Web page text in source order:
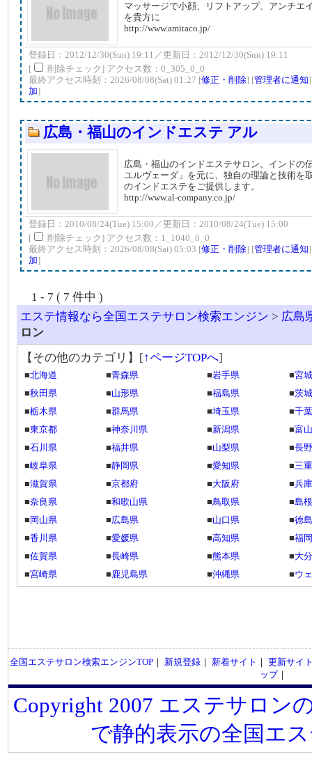
マッサージで小顔、リフトアップ、アンチエ
を貴方に
http://www.amitaco.jp/
登録日：2012/12/30(Sun) 19:11／更新日：2012/12/30(Sun) 19:11
[
削除チェック] アクセス数：0_305_0_0
最終アクセス時刻：2026/08/08(Sat) 01:27 [修正・削除] [管理者に通知
加]
広島・福山のインドエステ アル
広島・福山のインドエステサロン。インドの
ユルヴェーダ」を元に、独自の理論と技術を
のインドエステをご提供します。
http://www.al-company.co.jp/
登録日：2010/08/24(Tue) 15:00／更新日：2010/08/24(Tue) 15:00
[
削除チェック] アクセス数：1_1040_0_0
最終アクセス時刻：2026/08/08(Sat) 05:03 [修正・削除] [管理者に通知
加]
1 - 7 ( 7 件中 )
エステ情報なら全国エステサロン検索エンジン > 広島
ロン
【その他のカテゴリ】 [↑ページTOPへ]
■北海道 ■青森県 ■岩手県 ■宮
■秋田県 ■山形県 ■福島県 ■茨
■栃木県 ■群馬県 ■埼玉県 ■千
■東京都 ■神奈川県 ■新潟県 ■富
■石川県 ■福井県 ■山梨県 ■長
■岐阜県 ■静岡県 ■愛知県 ■三
■滋賀県 ■京都府 ■大阪府 ■兵
■奈良県 ■和歌山県 ■鳥取県 ■島
■ 岡山県 ■広島県 ■山口県 ■徳
■香川県 ■愛媛県 ■高知県 ■福
■佐賀県 ■長崎県 ■熊本県 ■大
■宮崎県 ■鹿児島県 ■沖縄県 ■ウ
全国エステサロン検索エンジンTOP｜ 新規登録｜ 新着サイト ｜ 更新サイ
ップ｜
Copyright 2007 エステサロン
で静的表示の全国エ